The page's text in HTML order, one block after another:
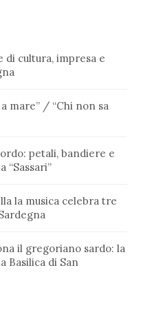
cultura, impresa e
mare” / “Chi non sa
petali, bandiere e
“Sassari”
la musica celebra tre
il gregoriano sardo: la
Basilica di San